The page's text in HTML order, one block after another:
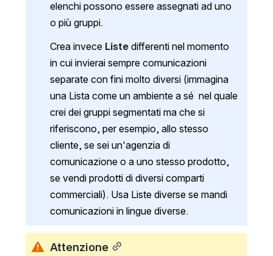
elenchi possono essere assegnati ad uno
o più gruppi.
Crea invece Liste differenti nel momento
in cui invierai sempre comunicazioni
separate con fini molto diversi (immagina
una Lista come un ambiente a sé  nel quale
crei dei gruppi segmentati ma che si
riferiscono, per esempio, allo stesso
cliente, se sei un'agenzia di
comunicazione o a uno stesso prodotto,
se vendi prodotti di diversi comparti
commerciali). Usa Liste diverse se mandi
comunicazioni in lingue diverse.
Attenzione